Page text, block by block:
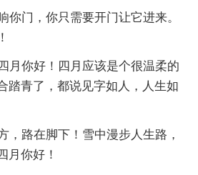
门，你只需要开门让它进来。
你好！四月应该是个很温柔的
踏青了，都说见字如人，人生如
路在脚下！雪中漫步人生路，
月你好！